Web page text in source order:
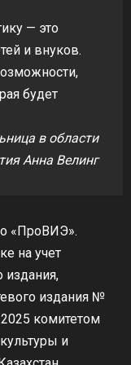
— это
и внуков.
будет
в области
Анна Велинг
«ПроВИЭ».
на учет
издания,
издания №
комитетом
и